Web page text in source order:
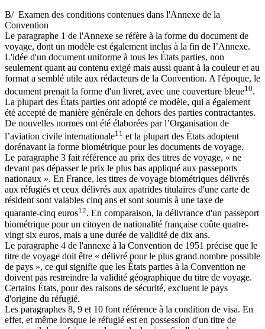
B/ Examen des conditions contenues dans l'Annexe de la
Convention
Le paragraphe 1 de l'Annexe se réfère à la forme du document de
voyage, dont un modèle est également inclus à la fin de l’Annexe.
L'idée d'un document uniforme à tous les États parties, non
seulement quant au contenu exigé mais aussi quant à la couleur et au
format a semblé utile aux rédacteurs de la Convention. A l'époque, le
document prenait la forme d'un livret, avec une couverture bleue10.
La plupart des États parties ont adopté ce modèle, qui a également
été accepté de manière générale en dehors des parties contractantes.
De nouvelles normes ont été élaborées par l’Organisation de
l’aviation civile internationale11 et la plupart des États adoptent
dorénavant la forme biométrique pour les documents de voyage.
Le paragraphe 3 fait référence au prix des titres de voyage, « ne
devant pas dépasser le prix le plus bas appliqué aux passeports
nationaux ». En France, les titres de voyage biométriques délivrés
aux réfugiés et ceux délivrés aux apatrides titulaires d'une carte de
résident sont valables cinq ans et sont soumis à une taxe de
quarante-cinq euros12. En comparaison, la délivrance d'un passeport
biométrique pour un citoyen de nationalité française coûte quatre-
vingt six euros, mais a une durée de validité de dix ans.
Le paragraphe 4 de l'annexe à la Convention de 1951 précise que le
titre de voyage doit être « délivré pour le plus grand nombre possible
de pays », ce qui signifie que les États parties à la Convention ne
doivent pas restreindre la validité géographique du titre de voyage.
Certains États, pour des raisons de sécurité, excluent le pays
d'origine du réfugié.
Les paragraphes 8, 9 et 10 font référence à la condition de visa. En
effet, et même lorsque le réfugié est en possession d'un titre de